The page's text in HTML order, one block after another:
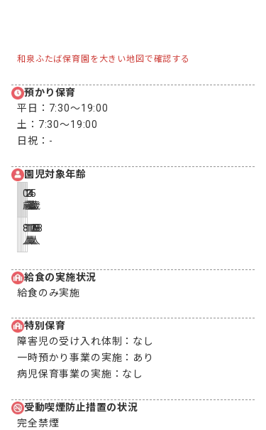
和泉ふたば保育園を大きい地図で確認する
預かり保育
平日： 7:30〜19:00
土： 7:30〜19:00
日祝： -
園児対象年齢
0
歳
1
歳
2
歳
3
歳
4
歳
5
歳
8
人
12
人
16
人
18
人
18
人
18
人
給食の実施状況
給食のみ実施
特別保育
障害児の受け入れ体制： なし
一時預かり事業の実施： あり
病児保育事業の実施： なし
受動喫煙防止措置の状況
完全禁煙